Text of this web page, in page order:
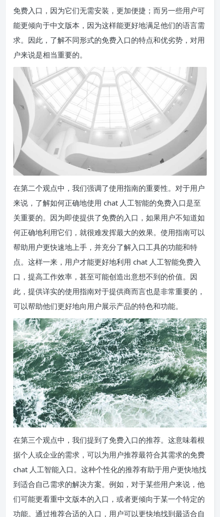
免费入口，因为它们无需安装，更加便捷；而另一些用户可
能更倾向于中文版本，因为这样能更好地满足他们的语言需
求。因此，了解不同形式的免费入口的特点和优劣势，对用
户来说是相当重要的。
在第二个观点中，我们强调了使用指南的重要性。对于用户
来说，了解如何正确地使用 chat 人工智能的免费入口是至
关重要的。因为即使提供了免费的入口，如果用户不知道如
何正确地利用它们，就很难发挥最大的效果。使用指南可以
帮助用户更快速地上手，并充分了解入口工具的功能和特
点。这样一来，用户才能更好地利用 chat 人工智能免费入
口，提高工作效率，甚至可能创造出意想不到的价值。因
此，提供详实的使用指南对于提供商而言也是非常重要的，
可以帮助他们更好地向用户展示产品的特色和功能。
在第三个观点中，我们提到了免费入口的推荐。这意味着根
据个人或企业的需求，可以为用户推荐最符合其需求的免费
chat 人工智能入口。这种个性化的推荐有助于用户更快地找
到适合自己需求的解决方案。例如，对于某些用户来说，他
们可能更看重中文版本的入口，或者更倾向于某一个特定的
功能。通过推荐合适的入口，用户可以更快地找到最适合自